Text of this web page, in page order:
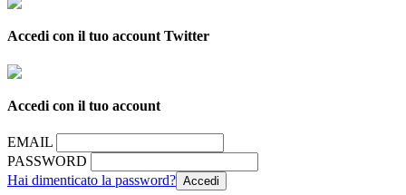
Accedi con il tuo account Twitter
Accedi con il tuo account
EMAIL
PASSWORD
Hai dimenticato la password?